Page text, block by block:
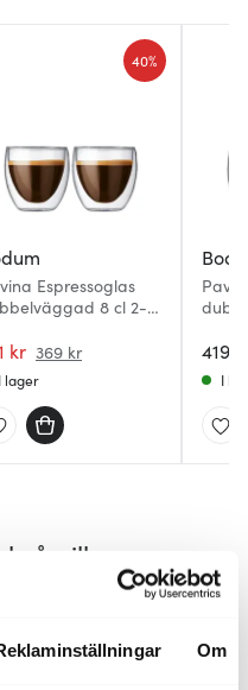
Om
Espressoglas
8 cl 2-
kr 369 kr
40%
I lager
419
I
gillar